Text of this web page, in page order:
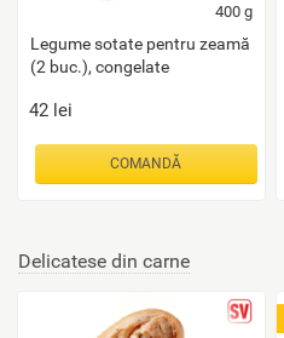
400 g
Legume sotate pentru zeamă
(2 buc.), congelate
42 lei
COMANDĂ
Delicatese din carne